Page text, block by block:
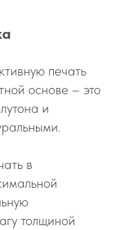
печать
основе – это
и
в
толщиной